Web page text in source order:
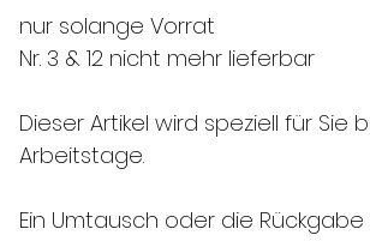
nur solange Vorrat
Nr. 3 & 12 nicht mehr lieferbar
Dieser Artikel wird speziell für Sie
Arbeitstage.
Ein Umtausch oder die